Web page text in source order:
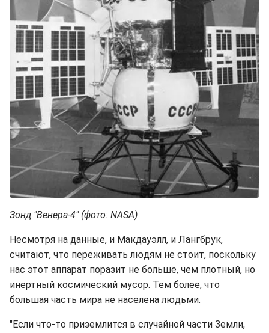
Зонд "Венера-4" (фото: NASA)
Несмотря на данные, и Макдауэлл, и Лангбрук,
считают, что переживать людям не стоит, поскольку
нас этот аппарат поразит не больше, чем плотный, но
инертный космический мусор. Тем более, что
большая часть мира не населена людьми.
"Если что-то приземлится в случайной части Земли,